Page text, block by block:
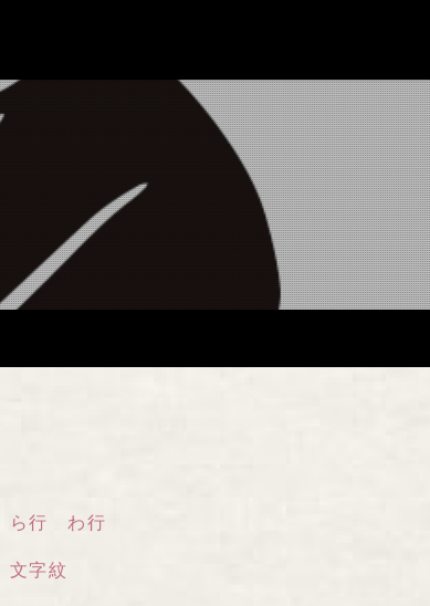
馬場染工業について
Service
企業案内
〒604-8242 京都府京都市中京区
ら行
わ行
文字紋